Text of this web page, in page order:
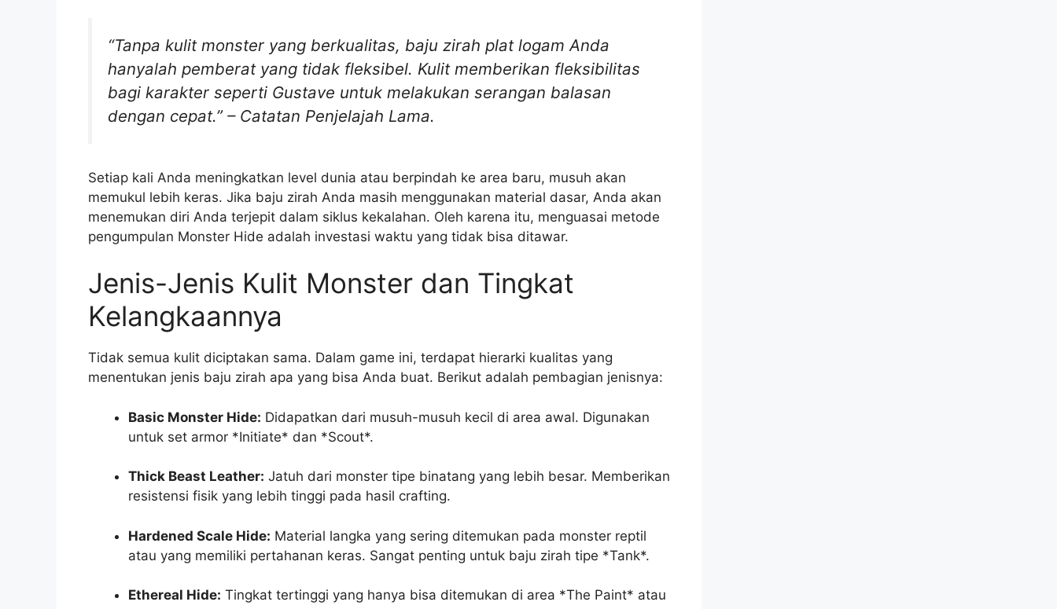
“Tanpa kulit monster yang berkualitas, baju zirah plat logam Anda
hanyalah pemberat yang tidak fleksibel. Kulit memberikan fleksibilitas
bagi karakter seperti Gustave untuk melakukan serangan balasan
dengan cepat.” – Catatan Penjelajah Lama.
Setiap kali Anda meningkatkan level dunia atau berpindah ke area baru, musuh akan
memukul lebih keras. Jika baju zirah Anda masih menggunakan material dasar, Anda akan
menemukan diri Anda terjepit dalam siklus kekalahan. Oleh karena itu, menguasai metode
pengumpulan Monster Hide adalah investasi waktu yang tidak bisa ditawar.
Jenis-Jenis Kulit Monster dan Tingkat
Kelangkaannya
Tidak semua kulit diciptakan sama. Dalam game ini, terdapat hierarki kualitas yang
menentukan jenis baju zirah apa yang bisa Anda buat. Berikut adalah pembagian jenisnya:
Basic Monster Hide: Didapatkan dari musuh-musuh kecil di area awal. Digunakan
untuk set armor *Initiate* dan *Scout*.
Thick Beast Leather: Jatuh dari monster tipe binatang yang lebih besar. Memberikan
resistensi fisik yang lebih tinggi pada hasil crafting.
Hardened Scale Hide: Material langka yang sering ditemukan pada monster reptil
atau yang memiliki pertahanan keras. Sangat penting untuk baju zirah tipe *Tank*.
Ethereal Hide: Tingkat tertinggi yang hanya bisa ditemukan di area *The Paint* atau